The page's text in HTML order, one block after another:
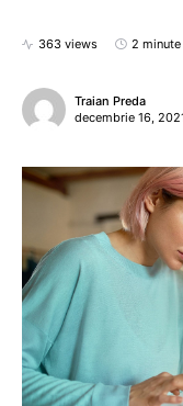
363 views 2 minute
Traian Preda
decembrie 16,